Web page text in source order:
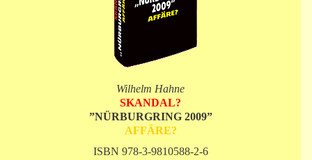
Wilhelm Hahne
SKANDAL?
”NÜRBURGRING 2009”
AFFÄRE?
ISBN 978-3-9810588-2-6